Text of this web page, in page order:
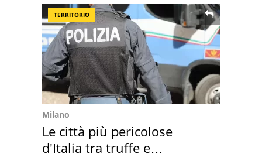
TERRITORIO
Milano
Le città più pericolose
d'Italia tra truffe e